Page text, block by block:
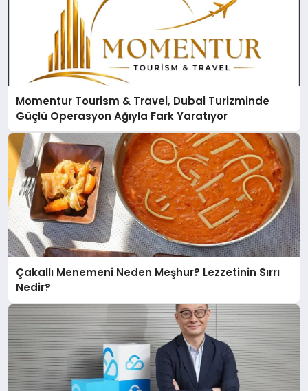
Momentur Tourism & Travel, Dubai Turizminde
Güçlü Operasyon Ağıyla Fark Yaratıyor
Çakallı Menemeni Neden Meşhur? Lezzetinin Sırrı
Nedir?